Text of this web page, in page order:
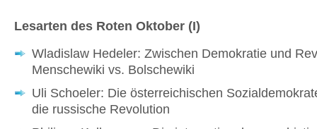
Lesarten des Roten Oktober (I)
Wladislaw Hedeler: Zwischen Demokratie und
Menschewiki vs. Bolschewiki
Uli Schoeler: Die österreichischen
die russische Revolution